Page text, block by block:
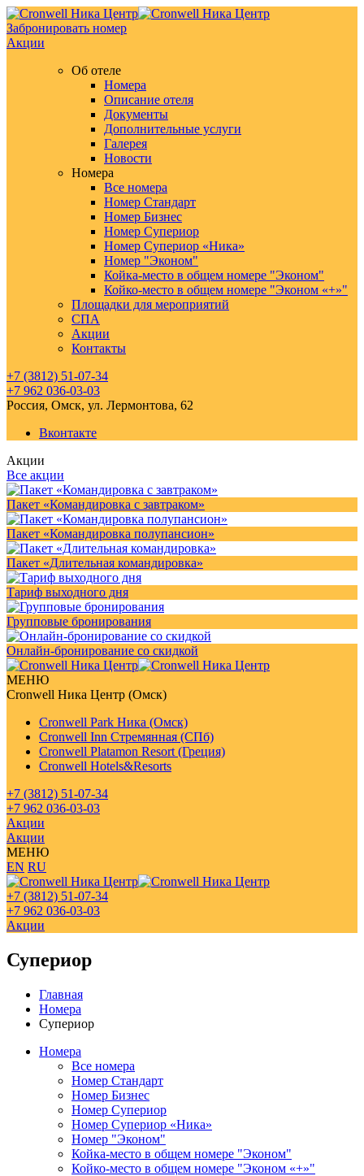
Забронировать номер
Акции
Об отеле
Номера
Описание отеля
Документы
Дополнительные услуги
Галерея
Новости
Номера
Все номера
Номер Стандарт
Номер Бизнес
Номер Супериор
Номер Супериор «Ника»
Номер "Эконом"
Койка-место в общем номере "Эконом"
Койко-место в общем номере "Эконом «+»"
Площадки для мероприятий
СПА
Акции
Контакты
+7 (3812) 51-07-34
+7 962 036-03-03
Россия, Омск, ул. Лермонтова, 62
Вконтакте
Акции
Все акции
Пакет «Командировка с завтраком»
Пакет «Командировка полупансион»
Пакет «Длительная командировка»
Тариф выходного дня
Групповые бронирования
Онлайн-бронирование со скидкой
МЕНЮ
Cronwell Ника Центр (Омск)
Cronwell Park Ника (Омск)
Cronwell Inn Стремянная (СПб)
Cronwell Platamon Resort (Греция)
Cronwell Hotels&Resorts
+7 (3812) 51-07-34
+7 962 036-03-03
Акции
Акции
МЕНЮ
EN RU
+7 (3812) 51-07-34
+7 962 036-03-03
Акции
Супериор
Главная
Номера
Супериор
Номера
Все номера
Номер Стандарт
Номер Бизнес
Номер Супериор
Номер Супериор «Ника»
Номер "Эконом"
Койка-место в общем номере "Эконом"
Койко-место в общем номере "Эконом «+»"